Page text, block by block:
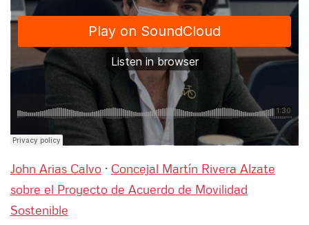
John Arias Calvo · Concejal Martín Rivera Alzate
sobre el Proyecto de Acuerdo de Movilidad
Sostenible